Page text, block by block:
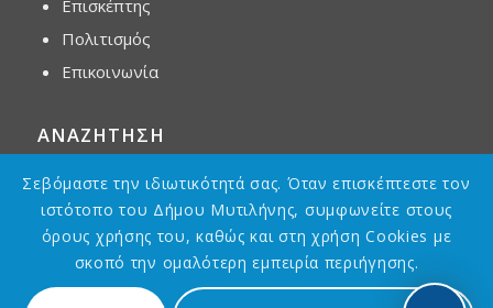
Επισκέπτης
Πολιτισμός
Επικοινωνία
ΑΝΑΖΗΤΗΣΗ
Σεβόμαστε την ιδιωτικότητά σας. Όταν επισκέπτεστε τον
ιστότοπο του Δήμου Μυτιλήνης, συμφωνείτε στους
όρους χρήσης του, καθώς και στη χρήση Cookies με
σκοπό την ομαλότερη εμπειρία περιήγησης.